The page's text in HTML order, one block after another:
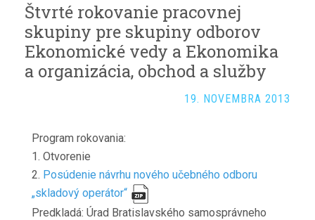
Štvrté rokovanie pracovnej
skupiny pre skupiny odborov
Ekonomické vedy a Ekonomika
a organizácia, obchod a služby
19. NOVEMBRA 2013
Program rokovania:
1. Otvorenie
2. Posúdenie návrhu nového učebného odboru
„skladový operátor“
Predkladá: Úrad Bratislavského samosprávneho